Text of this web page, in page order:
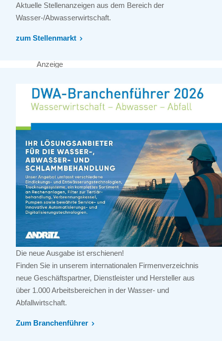
Aktuelle Stellenanzeigen aus dem Bereich der
Wasser-/Abwasserwirtschaft.
zum Stellenmarkt
Anzeige
Die neue Ausgabe ist erschienen!
Finden Sie in unserem internationalen Firmenverzeichnis
neue Geschäftspartner, Dienstleister und Hersteller aus
über 1.000 Arbeitsbereichen in der Wasser- und
Abfallwirtschaft.
Zum Branchenführer